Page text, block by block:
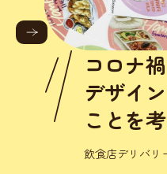
コロナ
デザイ
ことを
飲食店デリバリ